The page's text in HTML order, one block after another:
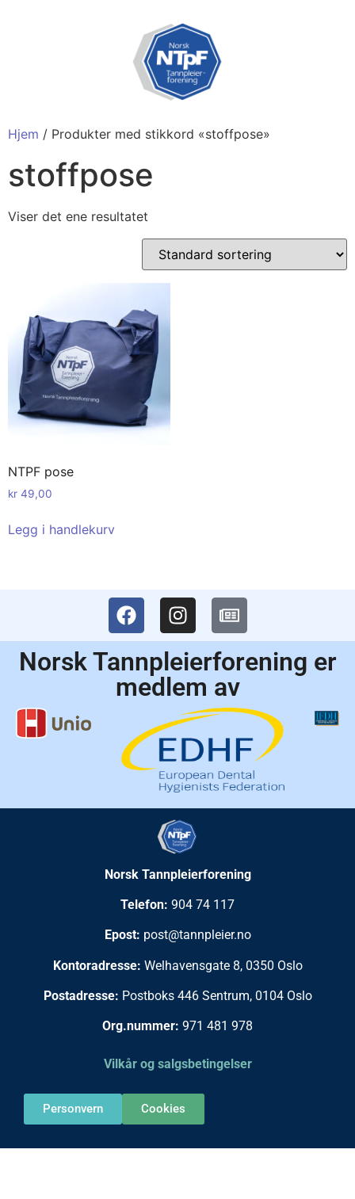
Hjem / Produkter med stikkord «stoffpose»
stoffpose
Viser det ene resultatet
NTPF pose
kr 49,00
Legg i handlekurv
Norsk Tannpleierforening er
medlem av
Norsk Tannpleierforening
Telefon: 904 74 117
Epost: post@tannpleier.no
Kontoradresse: Welhavensgate 8, 0350 Oslo
Postadresse: Postboks 446 Sentrum, 0104 Oslo
Org.nummer: 971 481 978
Vilkår og salgsbetingelser
Personvern Cookies